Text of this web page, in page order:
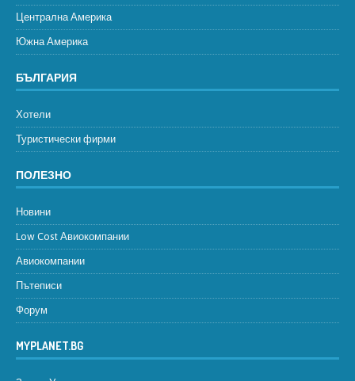
Централна Америка
Южна Америка
БЪЛГАРИЯ
Хотели
Туристически фирми
ПОЛЕЗНО
Новини
Low Cost Авиокомпании
Авиокомпании
Пътеписи
Форум
MYPLANET.BG